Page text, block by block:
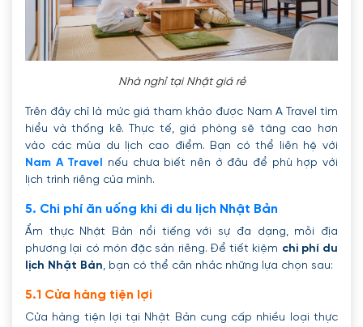
Nhà nghỉ tại Nhật giá rẻ
Trên đây chỉ là mức giá tham khảo được Nam A Travel tìm
hiểu và thống kê. Thực tế, giá phòng sẽ tăng cao hơn
vào các mùa du lịch cao điểm. Bạn có thể liên hệ với
Nam A Travel
nếu chưa biết nên ở đâu để phù hợp với
lịch trình riêng của mình.
5. Chi phí ăn uống khi đi du lịch Nhật Bản
Ẩm thực Nhật Bản nổi tiếng với sự đa dạng, mỗi địa
phương lại có món đặc sản riêng. Để tiết kiệm chi phí du
lịch Nhật Bản, bạn có thể cân nhắc những lựa chọn sau:
5.1 Cửa hàng tiện lợi
Cửa hàng tiện lợi tại Nhật Bản cung cấp nhiều loại thực